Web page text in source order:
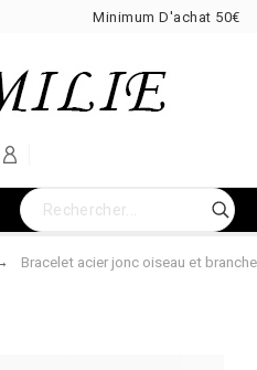
Minimum D'achat 50€
Bracelet acier jonc oiseau et branche